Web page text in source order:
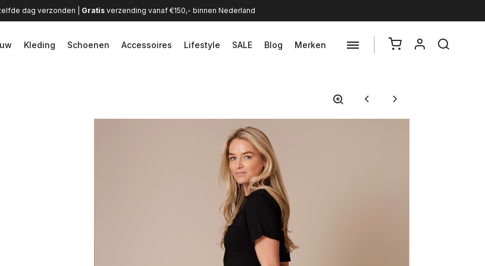
dag verzonden | Gratisverzending vanaf €150,- binnen Nederland
Kleding Schoenen Accessoires Lifestyle SALE Blog Merken